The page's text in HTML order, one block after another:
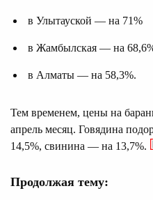
в Улытауской — на 71%
в Жамбылская — на
в Алматы — на 58,3%.
Тем временем, цены на
апрель месяц. Говядина
14,5%, свинина — на 13,7%.
Продолжая тему: